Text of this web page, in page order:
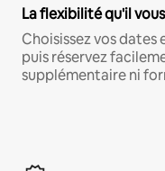
La flexibilité qu'il
Choisissez vos
puis réservez
supplémentaire ni